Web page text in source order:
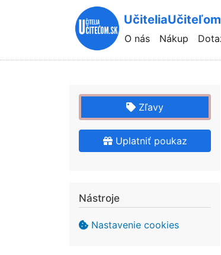
Hlavní
navigace
O nás Nákup
Zľavy
Uplatniť poukaz
Nástroje
Nastavenie cookies